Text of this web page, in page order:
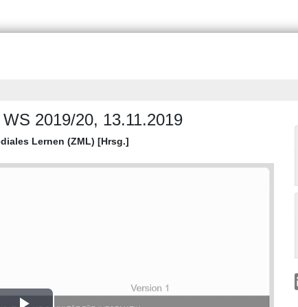
2019/20, 13.11.2019
Lernen (ZML) [Hrsg.]